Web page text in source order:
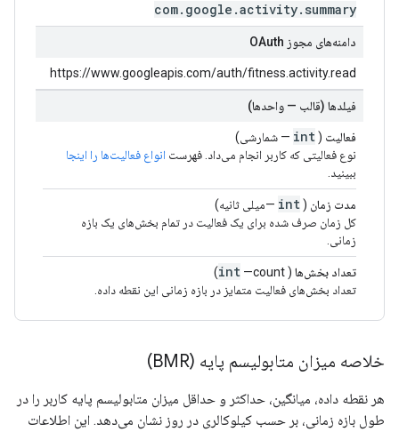
com. google .activity. summary
دامنه‌های مجوز OAuth
https://www.googleapis.com/auth/fitness.activity.read
فیلدها (قالب — واحدها)
فعالیت (
int — شمارشی)
نوع فعالیتی که کاربر انجام می‌داد. فهرست انواع فعالیت‌ها را اینجا
ببینید.
مدت زمان (
int —میلی ثانیه)
کل زمان صرف شده برای یک فعالیت در تمام بخش‌های یک بازه
زمانی.
تعداد بخش‌ها (
int —count)
تعداد بخش‌های فعالیت متمایز در بازه زمانی این نقطه داده.
خلاصه میزان متابولیسم پایه (BMR)
هر نقطه داده، میانگین، حداکثر و حداقل میزان متابولیسم پایه کاربر را در
طول بازه زمانی، بر حسب کیلوکالری در روز نشان می‌دهد. این اطلاعات